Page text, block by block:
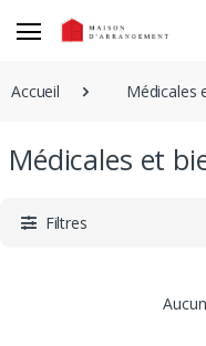
Accueil Médicales
Médicales et
Filtres